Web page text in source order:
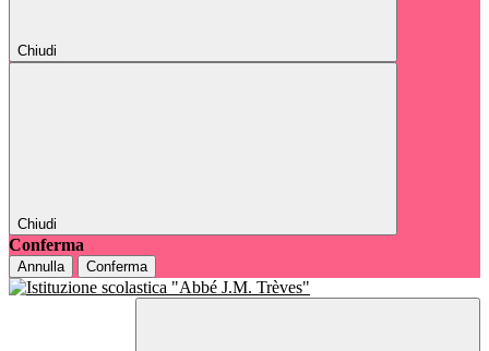
Chiudi
Chiudi
Conferma
Annulla Conferma